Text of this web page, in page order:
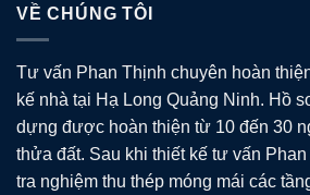
VỀ CHÚNG TÔI
Tư vấn Phan Thịnh chuyên hoàn
kế nhà tại Hạ Long Quảng Ninh. Hồ
dựng được hoàn thiện từ 10 đến 30
thửa đất. Sau khi thiết kế tư vấn
tra nghiệm thu thép móng mái các